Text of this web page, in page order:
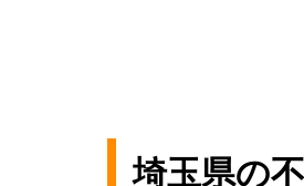
埼玉県の